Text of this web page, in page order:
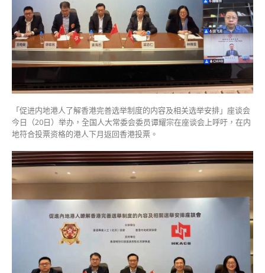
港
投
票
指
支
新
选
制
等
于
持
中
持
「促进内地港人了解香港完善选举制度的内容及相关选举安排」座谈会
今日（20日）举办，全国人大常委会委员谭耀宗在座谈会上呼吁，在内
地符合投票资格的港人下月返回香港投票。